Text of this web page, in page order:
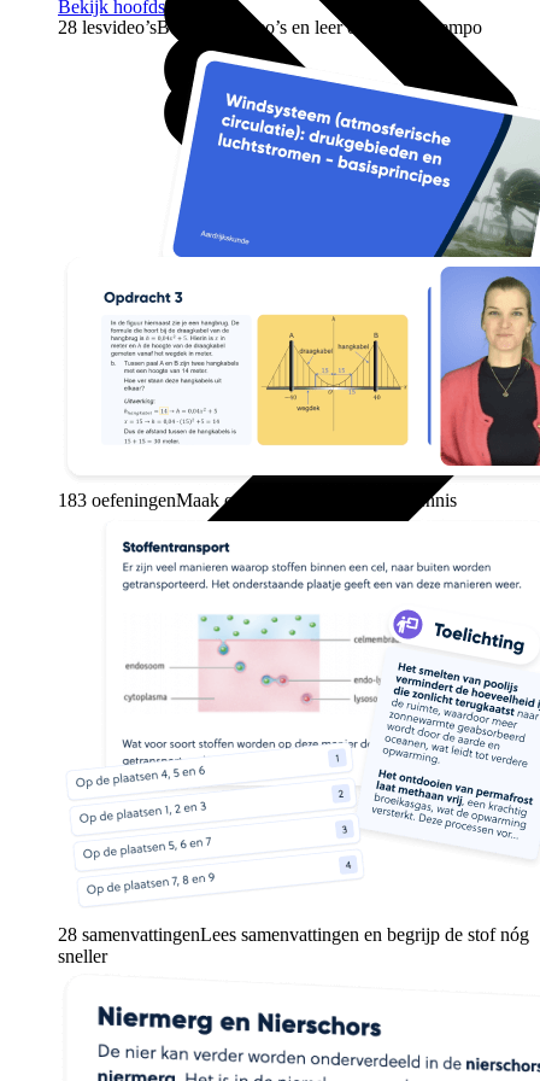
Bekijk hoofdstuk
28 lesvideo’sBekijk lesvideo’s en leer op je eigen tempo
183 oefeningenMaak oefenopgaven en test je kennis
28 samenvattingenLees samenvattingen en begrijp de stof nóg
sneller